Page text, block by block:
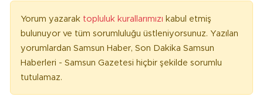
Yorum yazarak topluluk kurallarımızı kabul etmiş
bulunuyor ve tüm sorumluluğu üstleniyorsunuz. Yazılan
yorumlardan Samsun Haber, Son Dakika Samsun
Haberleri - Samsun Gazetesi hiçbir şekilde sorumlu
tutulamaz.